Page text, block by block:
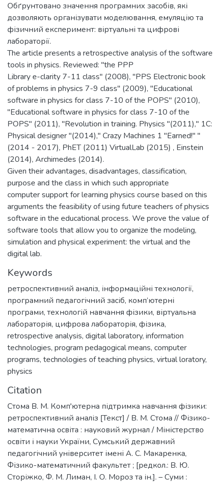
Обґрунтовано значення програмних засобів, які
дозволяють організувати моделювання, емуляцію та
фізичний експеримент: віртуальні та цифрові
лабораторії.
The article presents a retrospective analysis of the software
tools in physics. Reviewed: "the PPP
Library e-clarity 7-11 class" (2008), "PPS Electronic book
of problems in physics 7-9 class" (2009), "Educational
software in physics for class 7-10 of the POPS" (2010),
"Educational software in physics for class 7-10 of the
POPS" (2011), "Revolution in training. Physics "(2011)," 1C:
Physical designer "(2014)," Crazy Machines 1 "Earned!" "
(2014 - 2017), PhET (2011) VirtualLab (2015) , Еinstein
(2014), Archimedes (2014).
Given their advantages, disadvantages, classification,
purpose and the class in which such appropriate
computer support for learning physics course based on this
arguments the feasibility of using future teachers of physics
software in the educational process. We prove the value of
software tools that allow you to organize the modeling,
simulation and physical experiment: the virtual and the
digital lab.
Keywords
ретроспективний аналіз, інформаційні технології,
програмний педагогічний засіб, комп’ютерні
програми, технологій навчання фізики, віртуальна
лабораторія, цифрова лабораторія, фізика,
retrospective analysis, digital laboratory, information
technologies, program pedagogical means, computer
programs, technologies of teaching physics, virtual loratory,
physics
Citation
Стома В. М. Комп'ютерна підтримка навчання фізики:
ретроспективний аналіз [Текст] / В. М. Стома // Фізико-
математична освіта : науковий журнал / Міністерство
освіти і науки України, Сумський державний
педагогічний університет імені А. С. Макаренка,
Фізико-математичний факультет ; [редкол.: В. Ю.
Сторіжко, Ф. М. Лиман, І. О. Мороз та ін.]. – Суми :